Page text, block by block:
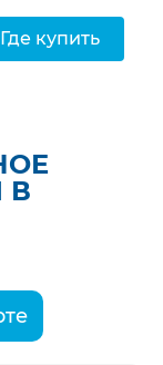
Где купить
В